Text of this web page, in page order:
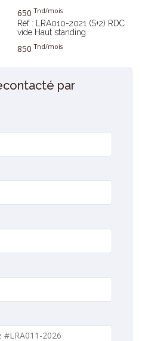
650 Tnd/mois
Réf : LRA010-2021 (S+2) RDC
vide Haut standing
850 Tnd/mois
par